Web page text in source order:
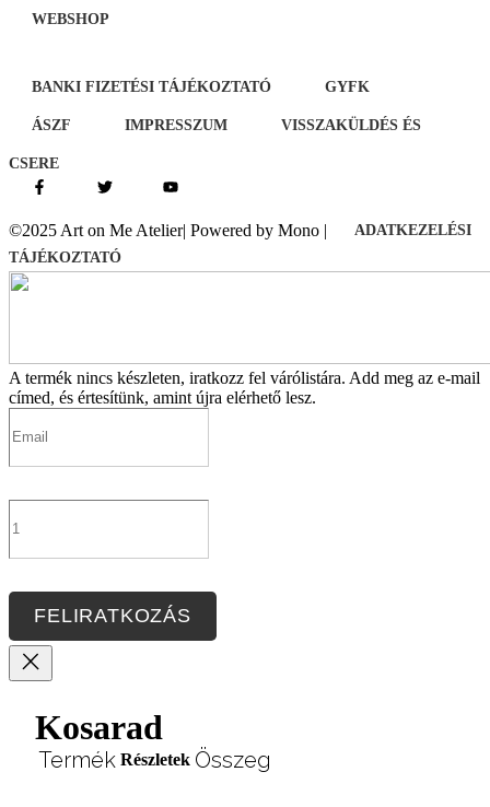
WEBSHOP
BANKI FIZETÉSI TÁJÉKOZTATÓ GYFK
ÁSZF IMPRESSZUM VISSZAKÜLDÉS ÉS
CSERE
©2025 Art on Me Atelier| Powered by Mono |
ADATKEZELÉSI
TÁJÉKOZTATÓ
A termék nincs készleten, iratkozz fel várólistára. Add meg az e-mail
címed, és értesítünk, amint újra elérhető lesz.
FELIRATKOZÁS
Kosarad
Termék Részletek Összeg